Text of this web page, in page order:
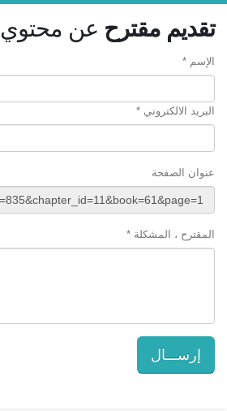
تقديم مقترح عن محتوي
الإسم *
البريد الالكتروني *
عنوان الصفحة
المقترح ، المشكلة *